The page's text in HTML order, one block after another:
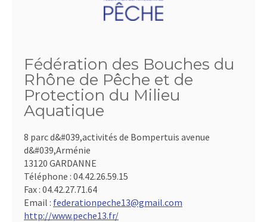
Fédération des Bouches du
Rhône de Pêche et de
Protection du Milieu
Aquatique
8 parc d&#039,activités de Bompertuis avenue
d&#039,Arménie
13120 GARDANNE
Téléphone : 04.42.26.59.15
Fax : 04.42.27.71.64
Email : federationpeche13@gmail.com
http://www.peche13.fr/